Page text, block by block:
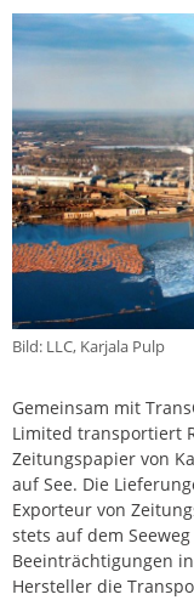
Bild: LLC, Karjala Pulp
Gemeinsam mit
Limited transportiert
Zeitungspapier von
auf See. Die
Exporteur von
stets auf dem
Beeinträchtigungen
Hersteller die